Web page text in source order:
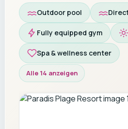
Outdoor pool
Fully equipped gym
Spa & wellness center
Alle 14 anzeigen